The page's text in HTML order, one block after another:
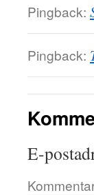
Pingback:
Pingback:
E-